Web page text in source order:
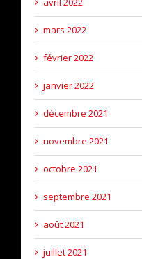
mars 2022
février 2022
janvier 2022
décembre 2021
novembre 2021
octobre 2021
septembre 2021
août 2021
juillet 2021